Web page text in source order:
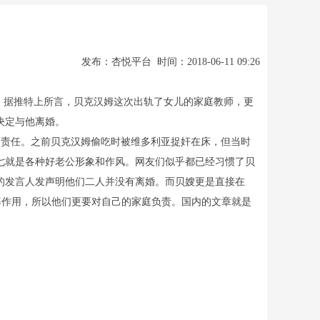
发布：杏悦平台 时间：2018-06-11 09:26
推特上所言，贝克汉姆这次出轨了女儿的家庭教师，更
与他离婚。
任。之前贝克汉姆偷吃时被维多利亚捉奸在床，但当时
是各种好老公形象和作风。网友们似乎都已经习惯了贝
言人发声明他们二人并没有离婚。而贝嫂更是直接在
用，所以他们更要对自己的家庭负责。国内的文章就是